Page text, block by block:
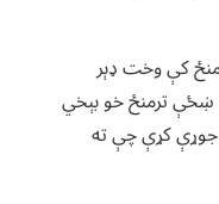
منځ کې وخت ډېر
ښځې ترمنځ خو بېخي
کړې چې ته